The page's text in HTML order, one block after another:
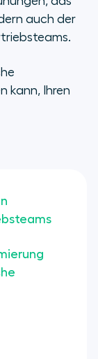
auch der
kann, Ihren